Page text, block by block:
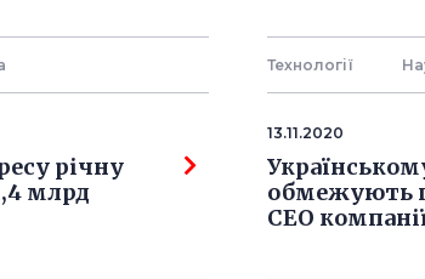
Технології
річну
млрд
13.11.2020
обмежують
СЕО